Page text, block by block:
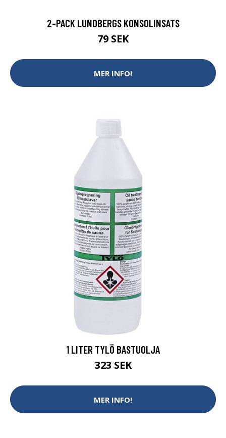
2-PACK LUNDBERGS KONSOLINSATS
79 SEK
MER INFO!
1 LITER TYLÖ BASTUOLJA
323 SEK
MER INFO!